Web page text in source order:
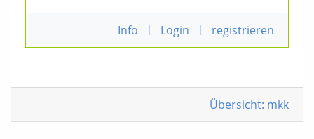
Info | Login | registrieren
Übersicht: mkk